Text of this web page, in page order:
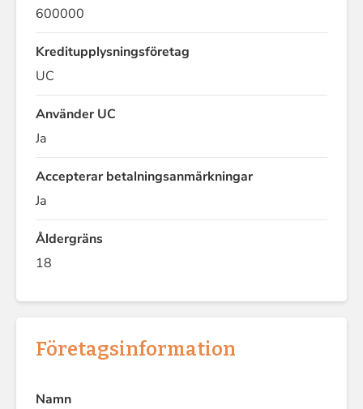
600000
Kreditupplysningsföretag
UC
Använder UC
Ja
Accepterar betalningsanmärkningar
Ja
Åldergräns
18
Företagsinformation
Namn